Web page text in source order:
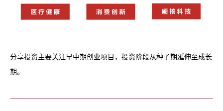
分享投资主要关注早中期创业项目，投资阶段从种子期延伸至成长
期。